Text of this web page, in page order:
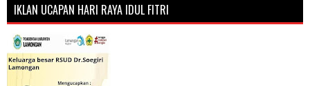
IKLAN UCAPAN HARI RAYA IDUL FITRI